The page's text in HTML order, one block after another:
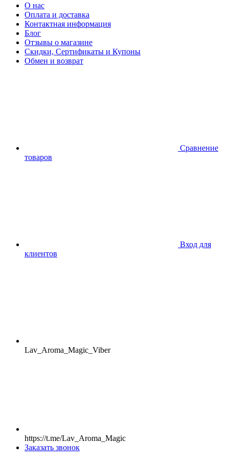
О нас
Оплата и доставка
Контактная информация
Блог
Отзывы о магазине
Скидки, Сертификаты и Купоны
Обмен и возврат
Сравнение
товаров
Вход для
клиентов
Lav_Aroma_Magic_Viber
https://t.me/Lav_Aroma_Magic
Заказать звонок